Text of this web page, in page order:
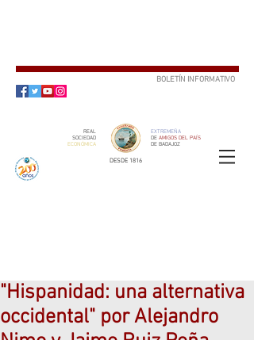
BOLETÍN INFORMATIVO
REAL
SOCIEDAD
ECONÓMICA
EXTREMEÑA
DE AMIGOS DEL PAÍS
DE BADAJOZ
DESDE 1816
"Hispanidad: una alternativa
occidental" por Alejandro